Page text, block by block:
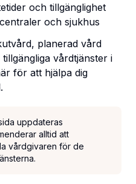
och tillgänglighet
och sjukhus
planerad vård
vårdtjänster i
för att hjälpa dig
uppdateras
alltid att
vårdgivaren för de